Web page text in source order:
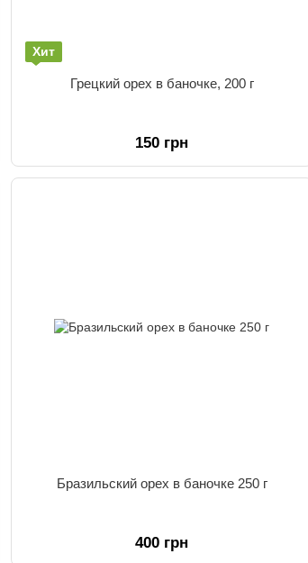
Хит
Грецкий орех в баночке, 200 г
150 грн
Бразильский орех в баночке 250 г
400 грн